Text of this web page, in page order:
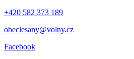
+420 582 373 189
obeclesany@volny.cz
Facebook